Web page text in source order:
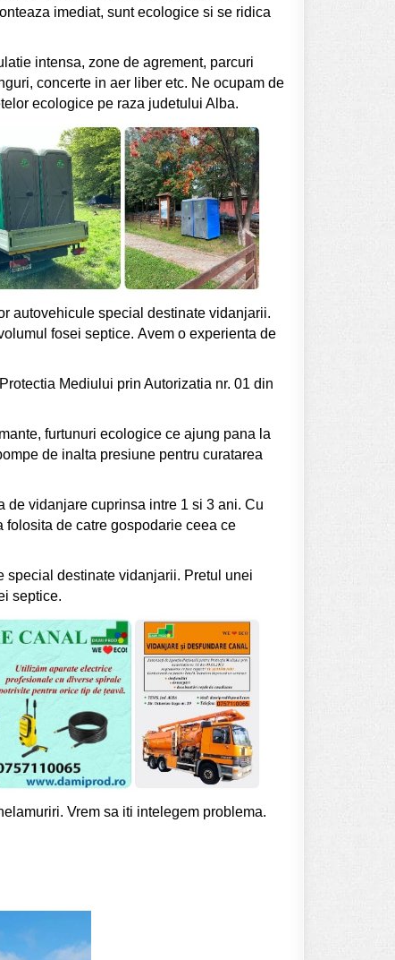
imediat, sunt ecologice si se ridica
intensa, zone de agrement, parcuri
concerte in aer liber etc. Ne ocupam de
ecologice pe raza judetului Alba.
autovehicule special destinate vidanjarii.
fosei septice. Avem o experienta de
Mediului prin Autorizatia nr. 01 din
furtunuri ecologice ce ajung pana la
de inalta presiune pentru curatarea
de vidanjare cuprinsa intre 1 si 3 ani. Cu
de catre gospodarie ceea ce
special destinate vidanjarii. Pretul unei
septice.
Vrem sa iti intelegem problema.